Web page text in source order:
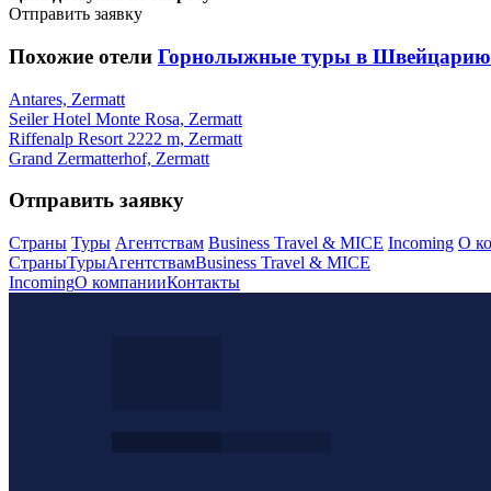
Отправить заявку
Похожие отели Горнолыжные туры в Швейцарию
Antares, Zermatt
Seiler Hotel Monte Rosa, Zermatt
Riffenalp Resort 2222 m, Zermatt
Grand Zermatterhof, Zermatt
Отправить заявку
Страны Туры Агентствам Business Travel & MICE Incoming О
СтраныТурыАгентствамBusiness Travel & MICE
IncomingО компанииКонтакты